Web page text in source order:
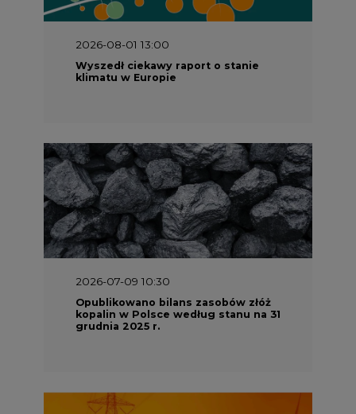
2026-08-01 13:00
Wyszedł ciekawy raport o stanie
klimatu w Europie
2026-07-09 10:30
Opublikowano bilans zasobów złóż
kopalin w Polsce według stanu na 31
grudnia 2025 r.